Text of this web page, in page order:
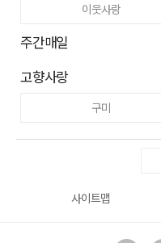
이웃사랑
주간매일
고향사랑
구미
사이트맵